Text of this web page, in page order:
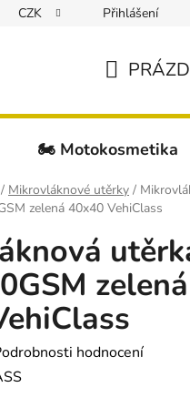
CZK Přihlášení
🏍️ Motokosmetika
/ Mikrovláknové utěrky /
zelená 40x40 VehiClass
zelená
hodnocení